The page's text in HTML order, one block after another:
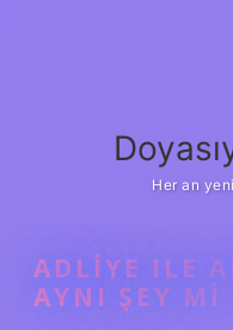
Her an
ADLIYE ILE
AYNI ŞEY MI